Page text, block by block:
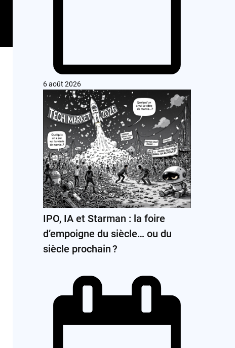
6 août 2026
IPO, IA et Starman : la foire
d’empoigne du siècle… ou du
siècle prochain ?